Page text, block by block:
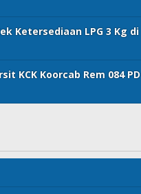
Ketersediaan LPG 3 Kg di
KCK Koorcab Rem 084 PD